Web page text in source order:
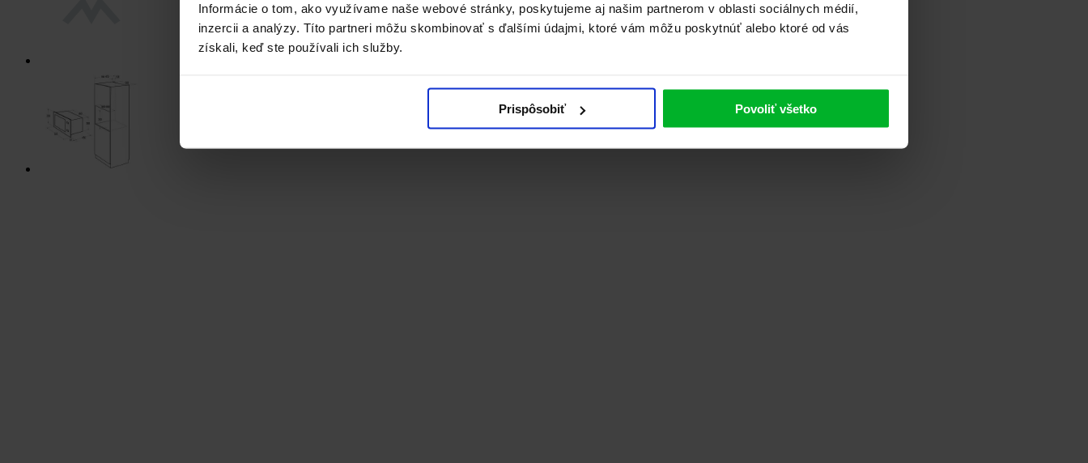
Informácie o tom, ako využívame naše webové stránky, poskytujeme aj našim partnerom v oblasti sociálnych médií,
inzercii a analýzy. Títo partneri môžu skombinovať s ďalšími údajmi, ktoré vám môžu poskytnúť alebo ktoré od vás
získali, keď ste používali ich služby.
Prispôsobiť Povoliť všetko